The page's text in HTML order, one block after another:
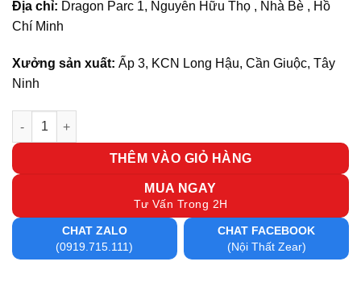
Địa chỉ: Dragon Parc 1, Nguyễn Hữu Thọ , Nhà Bè , Hồ
Chí Minh
Xưởng sản xuất: Ấp 3, KCN Long Hậu, Cần Giuộc, Tây
Ninh
Cụm bàn làm việc 8 người CB8-1 số lượng
THÊM VÀO GIỎ HÀNG
MUA NGAY
Tư Vấn Trong 2H
CHAT ZALO
(0919.715.111)
CHAT FACEBOOK
(Nội Thất Zear)